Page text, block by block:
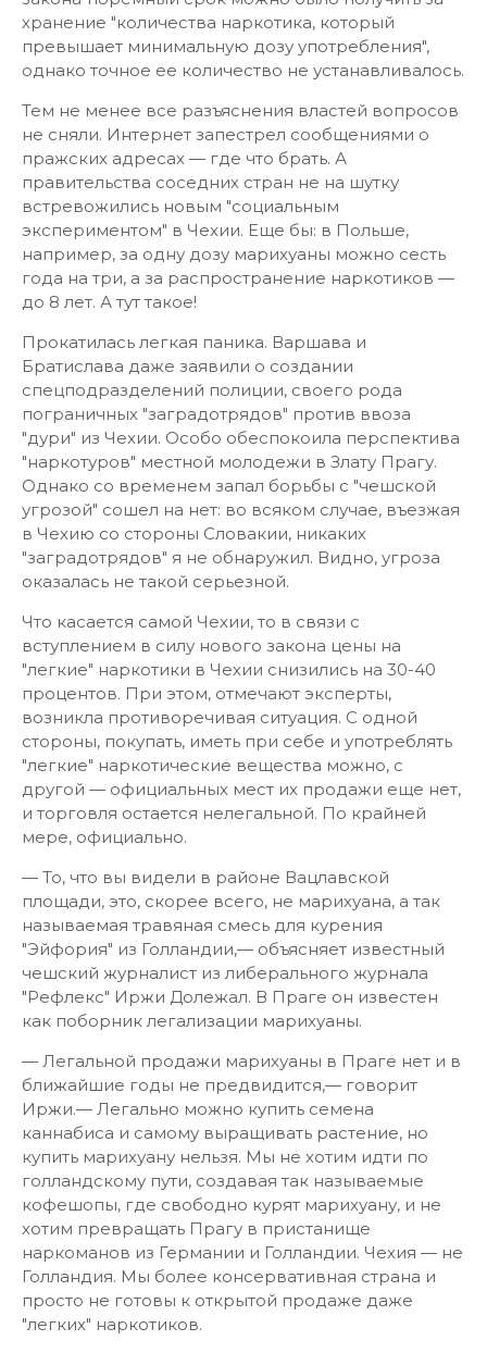
хранение "количества наркотика, который
превышает минимальную дозу употребления",
однако точное ее количество не устанавливалось.
Тем не менее все разъяснения властей вопросов
не сняли. Интернет запестрел сообщениями о
пражских адресах — где что брать. А
правительства соседних стран не на шутку
встревожились новым "социальным
экспериментом" в Чехии. Еще бы: в Польше,
например, за одну дозу марихуаны можно сесть
года на три, а за распространение наркотиков —
до 8 лет. А тут такое!
Прокатилась легкая паника. Варшава и
Братислава даже заявили о создании
спецподразделений полиции, своего рода
пограничных "заградотрядов" против ввоза
"дури" из Чехии. Особо обеспокоила перспектива
"наркотуров" местной молодежи в Злату Прагу.
Однако со временем запал борьбы с "чешской
угрозой" сошел на нет: во всяком случае, въезжая
в Чехию со стороны Словакии, никаких
"заградотрядов" я не обнаружил. Видно, угроза
оказалась не такой серьезной.
Что касается самой Чехии, то в связи с
вступлением в силу нового закона цены на
"легкие" наркотики в Чехии снизились на 30-40
процентов. При этом, отмечают эксперты,
возникла противоречивая ситуация. С одной
стороны, покупать, иметь при себе и употреблять
"легкие" наркотические вещества можно, с
другой — официальных мест их продажи еще нет,
и торговля остается нелегальной. По крайней
мере, официально.
— То, что вы видели в районе Вацлавской
площади, это, скорее всего, не марихуана, а так
называемая травяная смесь для курения
"Эйфория" из Голландии,— объясняет известный
чешский журналист из либерального журнала
"Рефлекс" Иржи Долежал. В Праге он известен
как поборник легализации марихуаны.
— Легальной продажи марихуаны в Праге нет и в
ближайшие годы не предвидится,— говорит
Иржи.— Легально можно купить семена
каннабиса и самому выращивать растение, но
купить марихуану нельзя. Мы не хотим идти по
голландскому пути, создавая так называемые
кофешопы, где свободно курят марихуану, и не
хотим превращать Прагу в пристанище
наркоманов из Германии и Голландии. Чехия — не
Голландия. Мы более консервативная страна и
просто не готовы к открытой продаже даже
"легких" наркотиков.